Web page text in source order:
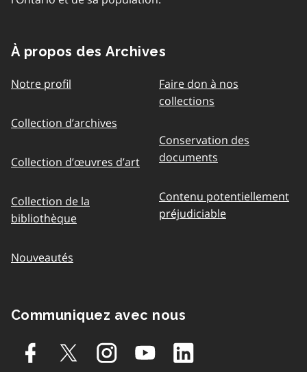
À propos des Archives
Notre profil
Collection d’archives
Collection d’œuvres d’art
Collection de la
bibliothèque
Nouveautés
Faire don à nos
collections
Conservation des
documents
Contenu potentiellement
préjudiciable
Communiquez avec nous